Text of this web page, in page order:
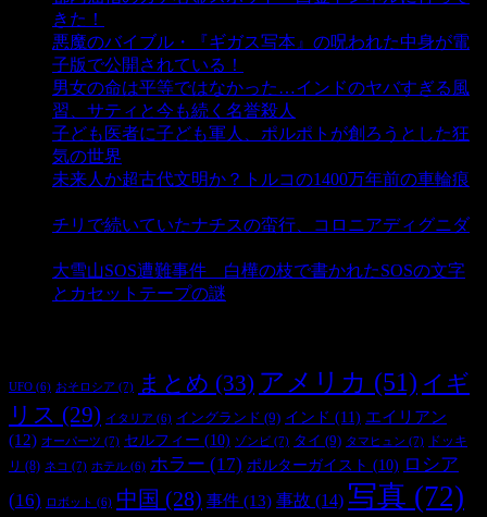
きた！
悪魔のバイブル・『ギガス写本』の呪われた中身が電
子版で公開されている！
男女の命は平等ではなかった…インドのヤバすぎる風
習、サティと今も続く名誉殺人
子ども医者に子ども軍人、ポルポトが創ろうとした狂
気の世界
未来人か超古代文明か？トルコの1400万年前の車輪痕
チリで続いていたナチスの蛮行、コロニアディグニダ
大雪山SOS遭難事件 白樺の枝で書かれたSOSの文字
とカセットテープの謎
UFO (6) おそロシア (7) まとめ (33) アメリカ (51) イギ
リス (29) イタリア (6) イングランド (9) インド (11) エイリアン
(12) オーパーツ (7) セルフィー (10) ゾンビ (7) タイ (9) タマヒュン (7)
ドッキ
リ (8) ネコ (7) ホテル (6) ホラー (17) ポルターガイスト (10) ロシア
(16)
ロボット (6) 中国 (28) 事件 (13) 事故 (14) 写真 (72)